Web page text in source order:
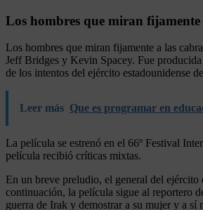
Los hombres que miran
Los hombres que miran fijamente a las
Jeff Bridges y Kevin Spacey. Fue
de los intentos del ejército estadounidense
Leer más Que es programar en
La película se estrenó en el 66º Festival
película recibió críticas mixtas.
En un breve preludio, el general del
continuación, la película sigue al reportero
guerra de Irak y demostrar a su mujer y a sí